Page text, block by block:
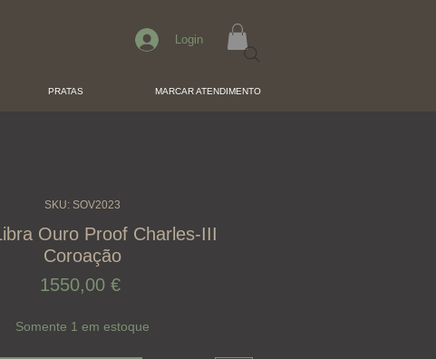
Login
PRATAS MARCAR ATENDIMENTO
SKU: SOV2023
Ouro Proof Charles-III
Coroação
1550,00 €Preço
Somente 1 em estoque